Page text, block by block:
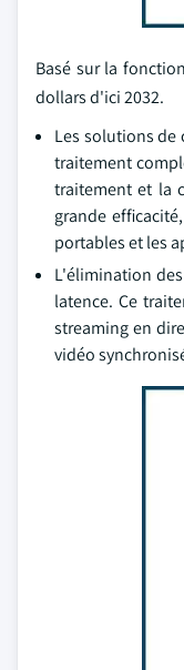
Basé sur la
dollars d'ici 2032.
Les solutions de
traitement
traitement et la
grande
portables et les
L'élimination
latence. Ce
streaming en
vidéo